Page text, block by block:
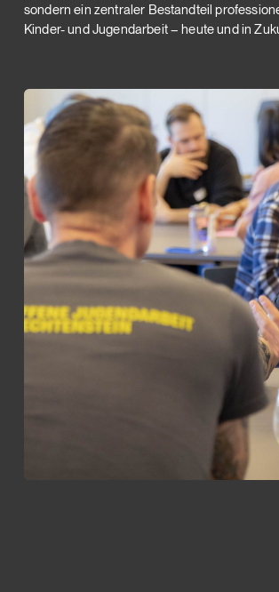
sondern ein zentraler Bestandteil
Kinder- und Jugendarbeit – heute und in